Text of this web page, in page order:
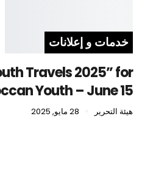
خدمات و إعلانات
Travels 2025” for
Youth – June 15
هيئة التحرير 28 مايو, 2025